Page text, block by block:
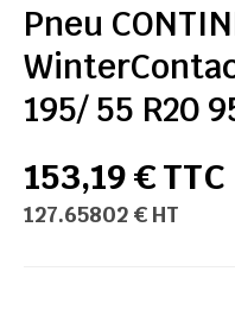
Pneu
195/ 55 R20
153,19 € TTC
127.65802 € HT